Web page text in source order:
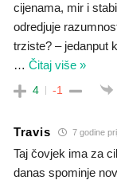
cijenama, mir i
odredjuje
trziste? – jedanput
… Čitaj više »
4 -1
Travis 7 godine
Taj čovjek ima za
danas spominje